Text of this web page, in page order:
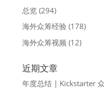
总览(294)
海外众筹经验 (178)
海外众筹视频 (12)
近期文章
年度总结 | Kickstarter